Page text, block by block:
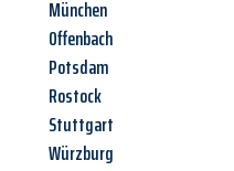
München
Offenbach
Potsdam
Rostock
Stuttgart
Würzburg